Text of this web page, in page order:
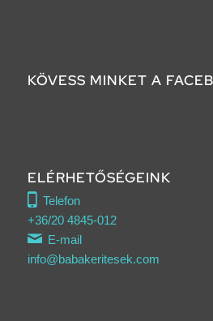
KÖVESS MINKET A
ELÉRHETŐSÉGEINK
Telefon
+36/20 4845-012
E-mail
info@babakeritesek.com